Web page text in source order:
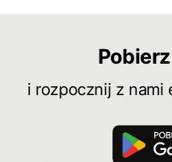
i rozpocznij z nami